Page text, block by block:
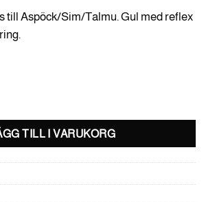
till Aspöck/Sim/Talmu. Gul med reflex
mängd
TILL I VARUKORG